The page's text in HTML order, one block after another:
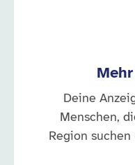
Deine
Menschen,
Region suchen